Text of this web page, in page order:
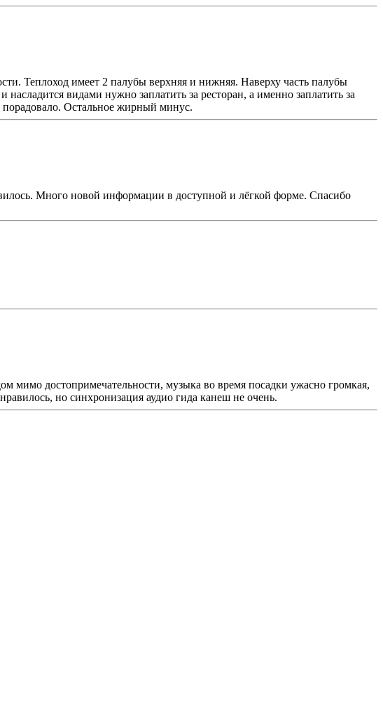
Теплоход имеет 2 палубы верхняя и нижняя. Наверху часть палубы
видами нужно заплатить за ресторан, а именно заплатить за
Остальное жирный минус.
Много новой информации в доступной и лёгкой форме. Спасибо
мимо достопримечательности, музыка во время посадки ужасно громкая,
но синхронизация аудио гида канеш не очень.